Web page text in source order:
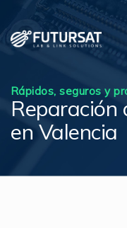
Rápidos, seguros y
Reparación
en Valencia